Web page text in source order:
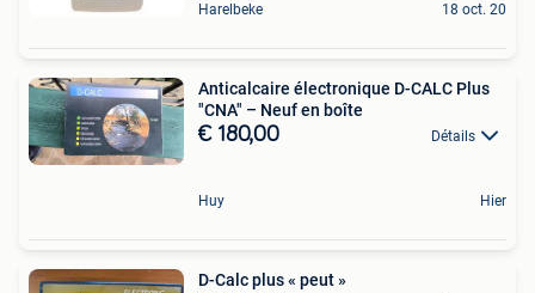
Harelbeke 18 oct. 20
Anticalcaire électronique D-CALC Plus
"CNA" – Neuf en boîte
€ 180,00 Détails
Huy Hier
D-Calc plus « peut »